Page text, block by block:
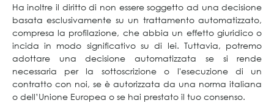
Ha inoltre il diritto di non essere soggetto ad una decisione
basata esclusivamente su un trattamento automatizzato,
compresa la profilazione, che abbia un effetto giuridico o
incida in modo significativo su di lei. Tuttavia, potremo
adottare una decisione automatizzata se si rende
necessaria per la sottoscrizione o l'esecuzione di un
contratto con noi, se è autorizzata da una norma italiana
o dell’Unione Europea o se hai prestato il tuo consenso.